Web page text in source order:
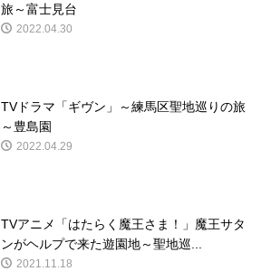
旅～富士見台
2022.04.30
TVドラマ「ギヴン」～練馬区聖地巡りの旅
～豊島園
2022.04.29
TVアニメ「はたらく魔王さま！」魔王サタ
ンがヘルプで来た遊園地～聖地巡...
2021.11.18